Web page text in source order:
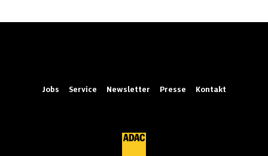
Jobs Service Newsletter Presse Kontakt